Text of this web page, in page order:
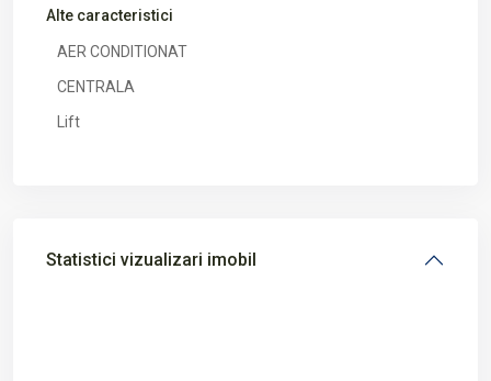
Alte caracteristici
AER CONDITIONAT
CENTRALA
Lift
Statistici vizualizari imobil